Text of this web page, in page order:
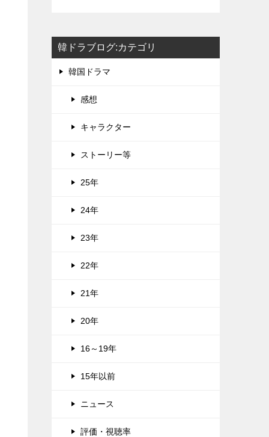
韓ドラブログ:カテゴリ
韓国ドラマ
感想
キャラクター
ストーリー等
25年
24年
23年
22年
21年
20年
16～19年
15年以前
ニュース
評価・視聴率